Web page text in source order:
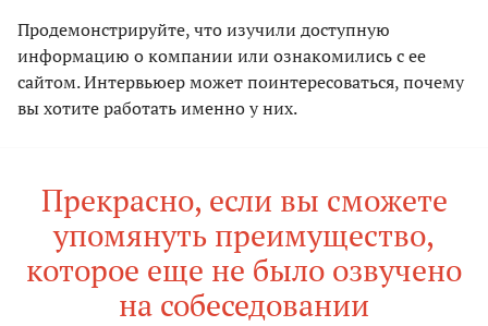
Продемонстрируйте, что изучили доступную
информацию о компании или ознакомились с ее
сайтом. Интервьюер может поинтересоваться, почему
вы хотите работать именно у них.
Прекрасно, если вы сможете
упомянуть преимущество,
которое еще не было озвучено
на собеседовании